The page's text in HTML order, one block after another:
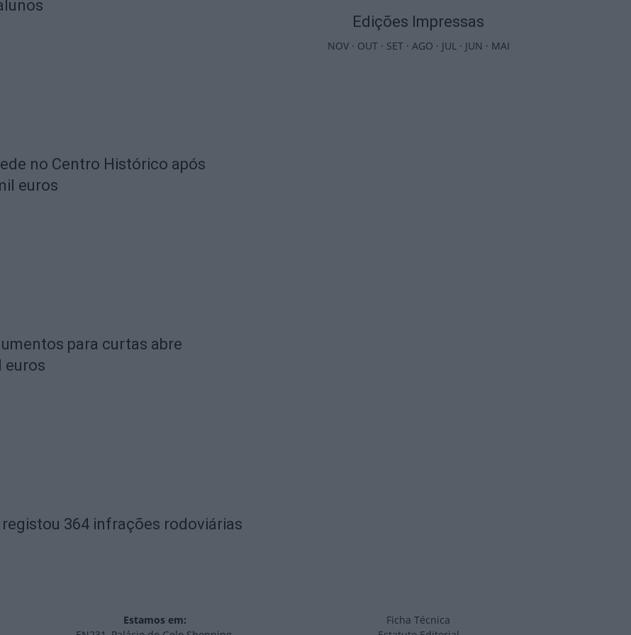
no Centro Histórico após
euros
para curtas abre
euros
registou 364 infrações rodoviárias
Edições Impressas
NOV· OUT· SET· AGO · JUL· JUN · MAI
Estamos em:
Ficha Técnica